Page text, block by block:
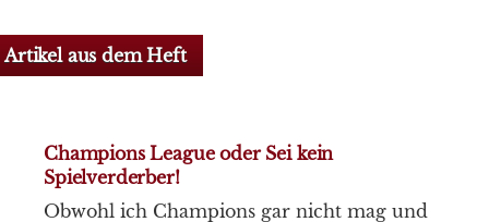
Artikel aus dem Heft
Champions League oder Sei kein
Spielverderber!
Obwohl ich Champions gar nicht mag und